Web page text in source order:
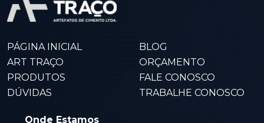
PÁGINA INICIAL
ART TRAÇO
PRODUTOS
DÚVIDAS
BLOG
ORÇAMENTO
FALE CONOSCO
TRABALHE CONOSCO
Onde Estamos